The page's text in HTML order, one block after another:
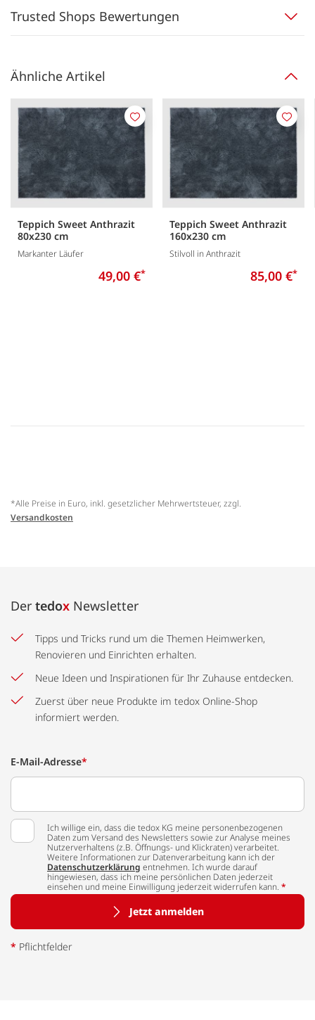
Trusted Shops Bewertungen
Ähnliche Artikel
Teppich Sweet Anthrazit
80x230 cm
Markanter Läufer
49,00 €*
Merken
Teppich Sweet Anthrazit
160x230 cm
Stilvoll in Anthrazit
85,00 €*
*Alle Preise in Euro, inkl. gesetzlicher Mehrwertsteuer, zzgl.
Versandkosten
Der tedox Newsletter
Tipps und Tricks rund um die Themen Heimwerken,
Renovieren und Einrichten erhalten.
Neue Ideen und Inspirationen für Ihr Zuhause entdecken.
Zuerst über neue Produkte im tedox Online-Shop
informiert werden.
E-Mail-Adresse*
Ich willige ein, dass die tedox KG meine personenbezogenen
Daten zum Versand des Newsletters sowie zur Analyse meines
Nutzerverhaltens (z.B. Öffnungs- und Klickraten) verarbeitet.
Weitere Informationen zur Datenverarbeitung kann ich der
Datenschutzerklärung entnehmen. Ich wurde darauf
hingewiesen, dass ich meine persönlichen Daten jederzeit
einsehen und meine Einwilligung jederzeit widerrufen kann. *
Jetzt anmelden
* Pflichtfelder